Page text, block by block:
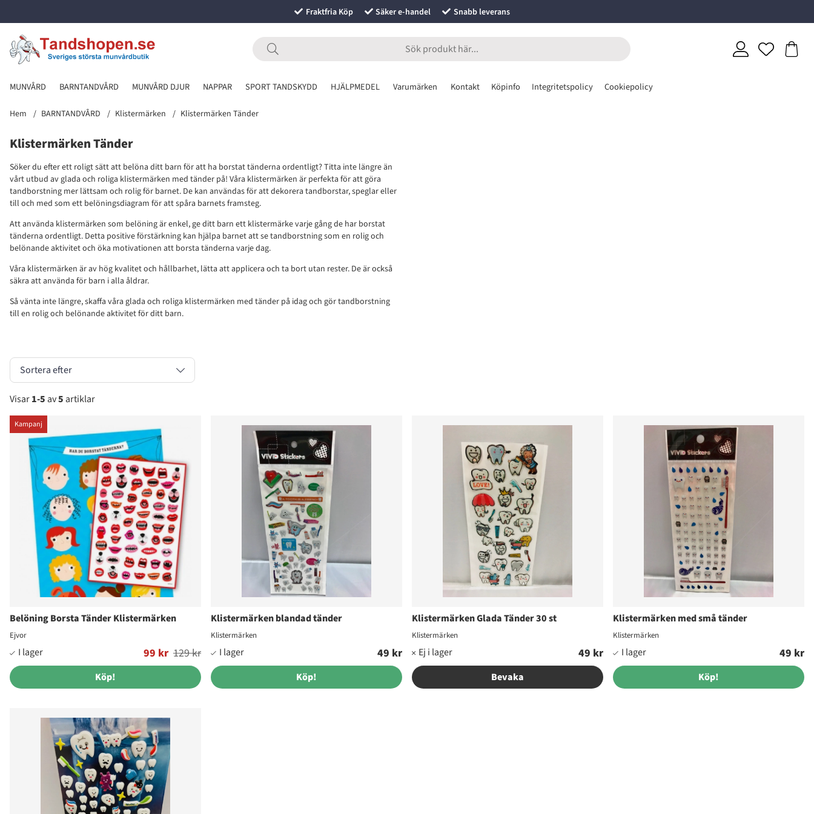
Fraktfria Köp Säker e-handel Snabb leverans
MUNVÅRD BARNTANDVÅRD MUNVÅRD DJUR NAPPAR SPORT TANDSKYDD HJÄLPMEDEL Varumärken Kontakt Köpinfo Integritetspolicy Cookiepolicy
Hem BARNTANDVÅRD Klistermärken Klistermärken Tänder
Klistermärken Tänder
Söker du efter ett roligt sätt att belöna ditt barn för att ha borstat tänderna ordentligt? Titta inte längre än
vårt utbud av glada och roliga klistermärken med tänder på! Våra klistermärken är perfekta för att göra
tandborstning mer lättsam och rolig för barnet. De kan användas för att dekorera tandborstar, speglar eller
till och med som ett belöningsdiagram för att spåra barnets framsteg.
Att använda klistermärken som belöning är enkel, ge ditt barn ett klistermärke varje gång de har borstat
tänderna ordentligt. Detta positive förstärkning kan hjälpa barnet att se tandborstning som en rolig och
belönande aktivitet och öka motivationen att borsta tänderna varje dag.
Våra klistermärken är av hög kvalitet och hållbarhet, lätta att applicera och ta bort utan rester. De är också
säkra att använda för barn i alla åldrar.
Så vänta inte längre, skaffa våra glada och roliga klistermärken med tänder på idag och gör tandborstning
till en rolig och belönande aktivitet för ditt barn.
Sortera efter
Visar1-5 av5 artiklar
Produkter
Kampanj
Belöning Borsta Tänder Klistermärken
Ejvor
99 kr
Ordinarie pris: 129 kr
Köp!
Klistermärken blandad tänder
Klistermärken
49 kr
Köp!
Klistermärken Glada Tänder 30 st
Klistermärken
49 kr
Bevaka
Klistermärken med små tänder
Klistermärken
49 kr
Köp!